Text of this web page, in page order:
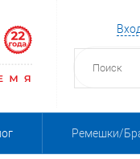
Ремешки/